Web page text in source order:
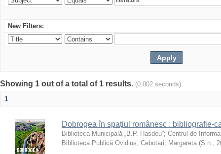
New Filters:
Showing 1 out of a total of 1 results. (0.002 seconds)
1
Dobrogea în spațiul românesc : bibliografie-
Biblioteca Municipală „B.P. Hasdeu”; Centrul de
Biblioteca Publică Ovidius; Cebotari, Margareta (S.n.,